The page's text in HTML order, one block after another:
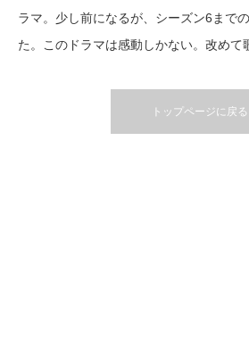
ラマ。少し前になるが、シーズン6まで
た。このドラマは感動しかない。改めて
トップページに戻る